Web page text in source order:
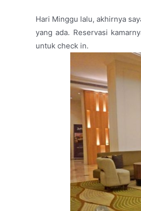
Hari Minggu lalu, akhirnya
yang ada. Reservasi
untuk check in.